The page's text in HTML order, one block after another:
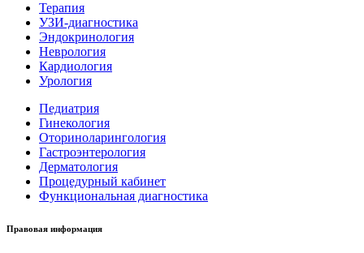
Терапия
УЗИ-диагностика
Эндокринология
Неврология
Кардиология
Урология
Педиатрия
Гинекология
Оториноларингология
Гастроэнтерология
Дерматология
Процедурный кабинет
Функциональная диагностика
Правовая информация